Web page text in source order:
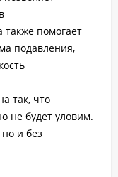
также помогает
подавления,
так, что
не будет уловим.
и без